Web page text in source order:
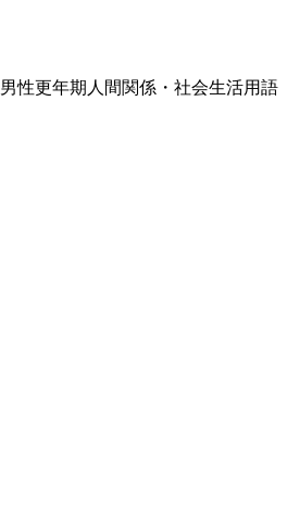
男性更年期 人間関係・社会生活用語